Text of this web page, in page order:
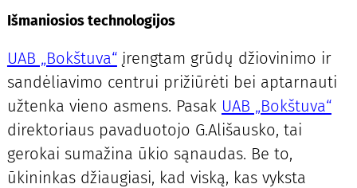
Išmaniosios technologijos
UAB „Bokštuva“įrengtam grūdų džiovinimo ir
sandėliavimo centrui prižiūrėti bei aptarnauti
užtenka vieno asmens. Pasak UAB „Bokštuva“
direktoriaus pavaduotojo G.Ališausko, tai
gerokai sumažina ūkio sąnaudas. Be to,
ūkininkas džiaugiasi, kad viską, kas vyksta